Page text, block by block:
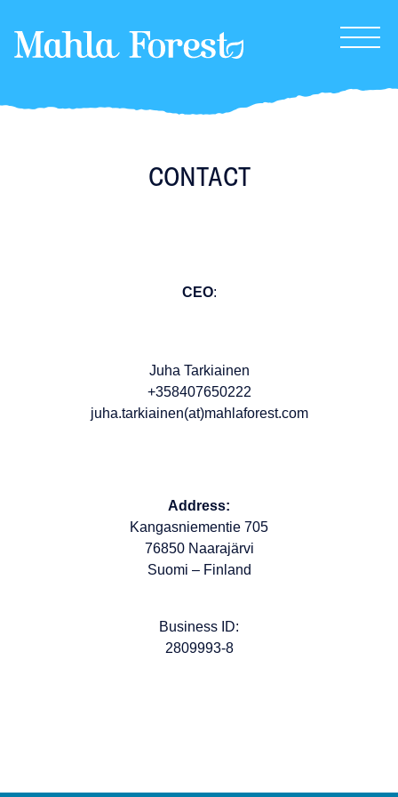
CONTACT
CEO:
Juha Tarkiainen
+358407650222
juha.tarkiainen(at)mahlaforest.com
Address:
Kangasniementie 705
76850 Naarajärvi
Suomi – Finland
Business ID:
2809993-8